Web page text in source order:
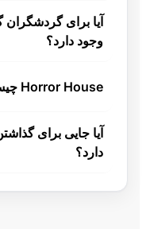
آیا برای گردشگران
وجود دارد؟
Horror House چیست؟
آیا جایی برای
دارد؟